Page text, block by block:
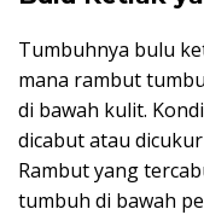
Tumbuhnya bulu
mana rambut
di bawah kulit.
dicabut atau
Rambut yang
tumbuh di bawah